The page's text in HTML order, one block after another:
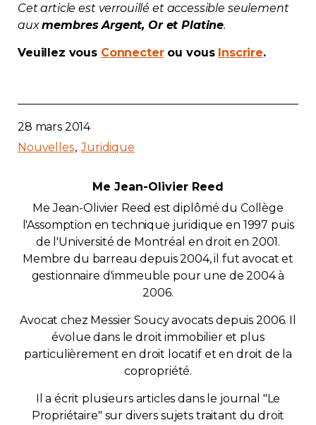
Français
Adhésion
Cet article est verrouillé et accessible seulement
auxmembres Argent, Or et Platine.
Veuillez vous Connecterou vous Inscrire.
28 mars 2014
Nouvelles Juridique
Me Jean-Olivier Reed
Me Jean-Olivier Reed est diplômé du Collège
l'Assomption en technique juridique en 1997 puis
de l'Université de Montréal en droit en 2001.
Membre du barreau depuis 2004, il fut avocat et
gestionnaire d'immeuble pour une de 2004 à
2006.
Avocat chez Messier Soucy avocats depuis 2006. Il
évolue dans le droit immobilier et plus
particulièrement en droit locatif et en droit de la
copropriété.
Il a écrit plusieurs articles dans le journal "Le
Propriétaire" sur divers sujets traitant du droit